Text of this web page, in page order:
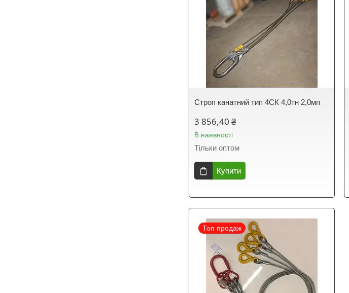
Строп канатний тип 4СК 4,0тн 2,0мп
3 856,40 ₴
В наявності
Тільки оптом
Купити
Топ продаж